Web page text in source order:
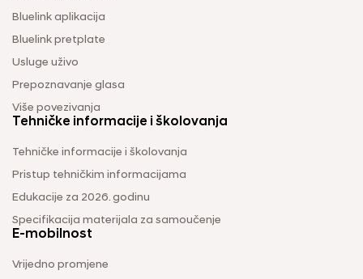
Bluelink aplikacija
Bluelink pretplate
Usluge uživo
Prepoznavanje glasa
Više povezivanja
Tehničke informacije i školovanja
Tehničke informacije i školovanja
Pristup tehničkim informacijama
Edukacije za 2026. godinu
Specifikacija materijala za samoučenje
E-mobilnost
Vrijedno promjene